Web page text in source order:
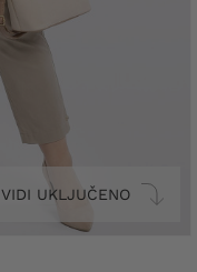
VIDI UKLJUČENO